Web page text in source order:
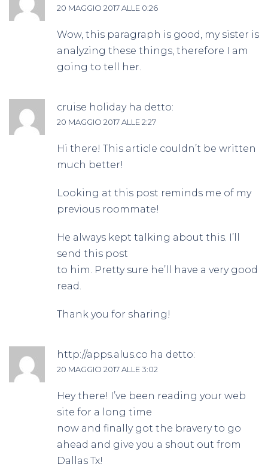
20 MAGGIO 2017 ALLE 0:26
Wow, this paragraph is good, my sister is
analyzing these things, therefore I am
going to tell her.
cruise holiday ha detto:
20 MAGGIO 2017 ALLE 2:27
Hi there! This article couldn’t be written
much better!
Looking at this post reminds me of my
previous roommate!
He always kept talking about this. I’ll
send this post
to him. Pretty sure he’ll have a very good
read.
Thank you for sharing!
http://apps.alus.co ha detto:
20 MAGGIO 2017 ALLE 3:02
Hey there! I’ve been reading your web
site for a long time
now and finally got the bravery to go
ahead and give you a shout out from
Dallas Tx!